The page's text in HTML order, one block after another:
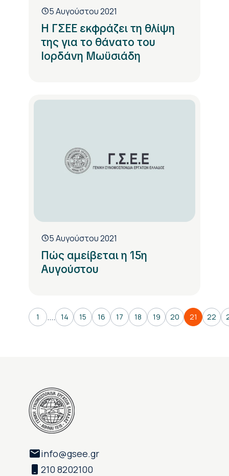
5 Αυγούστου 2021
Η ΓΣΕΕ εκφράζει τη θλίψη
της για το θάνατο του
Ιορδάνη Μωϋσιάδη
5 Αυγούστου 2021
Πώς αμείβεται η 15η
Αυγούστου
1 .... 14 15 16 17 18 19 20 21 22
info@gsee.gr
210 8202100